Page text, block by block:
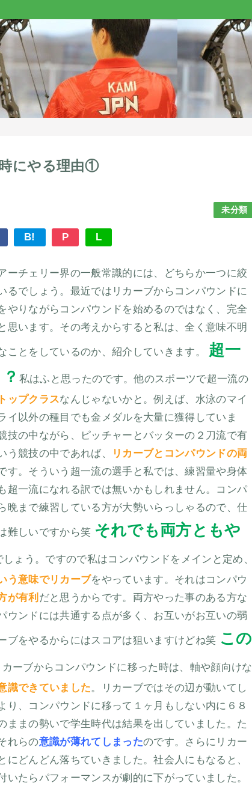
にやる理由①
未分類
B! P L
ーチェリー界の一般常識的には、どちらか一つに絞
るでしょう。最近ではリカーブからコンパウンドに
やりながらコンパウンドを始めるのではなく、完全
思います。その考えからすると私は、全く意味不明
とをしているのか、紹介していきます。 超一
私はふと思ったのです。他のスポーツで超一流の
ップクラスなんじゃないかと。例えば、水泳のマイ
以外の種目でも金メダルを大量に獲得していま
技の中ながら、ピッチャーとバッターの２刀流で有
競技の中であれば、
リカーブとコンパウンドの両
す。そういう超一流の選手と私では、練習量や身体
超一流になれる訳では無いかもしれません。コンパ
晩まで練習している方が大勢いらっしゃるので、仕
難しいですから笑 それでも両方ともや
ょう。ですので私はコンパウンドをメインと定め、
う意味でリカーブをやっています。それはコンパウ
が有利 だと思うからです。両方やった事のある方な
ウンドには共通する点が多く、お互いがお互いの弱
ブをやるからにはスコアは狙いますけどね笑 この
ーブからコンパウンドに移った時は、軸や顔向けな
識できていました。リカーブではその辺が動いてし
り、コンパウンドに移って１ヶ月もしない内に６８
ままの勢いで学生時代は結果を出していました。た
れらの意識が薄れてしまったのです。さらにリカー
どんどん落ちていきました。社会人にもなると、
いたらパフォーマンスが劇的に下がっていました。